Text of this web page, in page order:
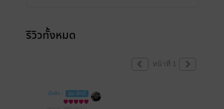
รีวิวทั้งหมด
หน้าที่ 1
มีแล้ว - ขุน อัคนี